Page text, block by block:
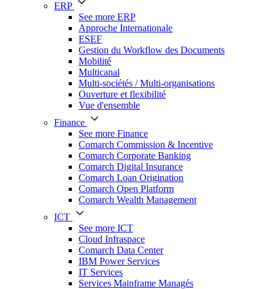
ERP
See more ERP
Approche Internationale
ESEF
Gestion du Workflow des Documents
Mobilité
Multicanal
Multi-sociétés / Multi-organisations
Ouverture et flexibilité
Vue d'ensemble
Finance
See more Finance
Comarch Commission & Incentive
Comarch Corporate Banking
Comarch Digital Insurance
Comarch Loan Origination
Comarch Open Platform
Comarch Wealth Management
ICT
See more ICT
Cloud Infraspace
Comarch Data Center
IBM Power Services
IT Services
Services Mainframe Managés